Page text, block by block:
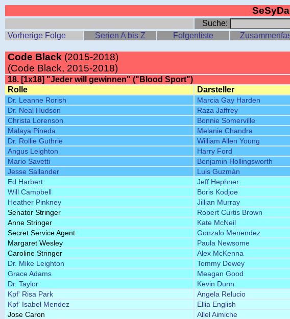
Suche:
Vorherige Folge
Serien A bis Z Folgenliste
Code Black (2015-2018)
(Code Black, 2015-2018)
18. [1x18] "Jeder will gewinnen" ("Blood Sport")
Rolle
Darsteller
Dr. Leanne Rorish Marcia Gay Harden
Dr. Neal Hudson
Raza Jaffrey
Christa Lorenson
Bonnie Somerville
Malaya Pineda
Melanie Chandra
Dr. Rollie Guthrie
William Allen Young
Angus Leighton
Harry Ford
Mario Savetti
Benjamin Hollingsworth
Jesse Sallander
Luis Guzmán
Ed Harbert
Jeff Hephner
Will Campbell
Boris Kodjoe
Heather Pinkney
Jillian Murray
Senator Stringer
Robert Curtis Brown
Anne Stringer
Kate McNeil
Secret Service Agent
Gonzalo Menendez
Margaret Wesley
Paula Newsome
Caroline Stringer
Alex McKenna
Dr. Mike Leighton
Tommy Dewey
Grace Adams
Meagan Good
Dr. Taylor
Kevin Dunn
Kpf' Risa Park
Angela Relucio
Kpf' Isabel Mendez
Ellia English
Jose Caron
Allel Aimiche